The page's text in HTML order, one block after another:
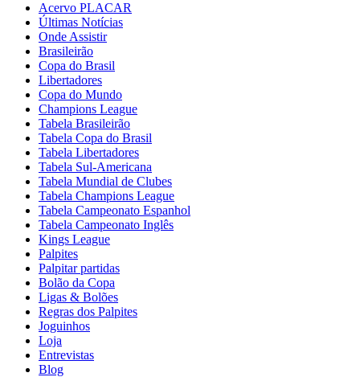
Acervo PLACAR
Últimas Notícias
Onde Assistir
Brasileirão
Copa do Brasil
Libertadores
Copa do Mundo
Champions League
Tabela Brasileirão
Tabela Copa do Brasil
Tabela Libertadores
Tabela Sul-Americana
Tabela Mundial de Clubes
Tabela Champions League
Tabela Campeonato Espanhol
Tabela Campeonato Inglês
Kings League
Palpites
Palpitar partidas
Bolão da Copa
Ligas & Bolões
Regras dos Palpites
Joguinhos
Loja
Entrevistas
Blog